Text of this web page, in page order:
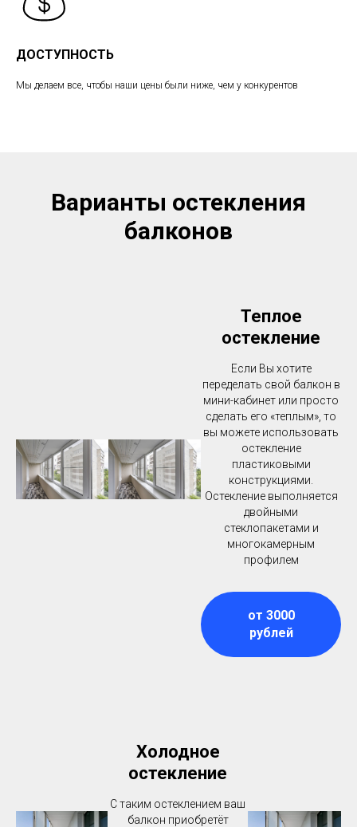
ДОСТУПНОСТЬ
Мы делаем все, чтобы наши цены были ниже, чем у конкурентов
Варианты остекления
балконов
Теплое
остекление
Если Вы хотите
переделать свой балкон в
мини-кабинет или просто
сделать его «теплым», то
вы можете использовать
остекление
пластиковыми
конструкциями.
Остекление выполняется
двойными
стеклопакетами и
многокамерным
профилем
от 3000
рублей
Холодное
остекление
С таким остеклением ваш
балкон приобретёт